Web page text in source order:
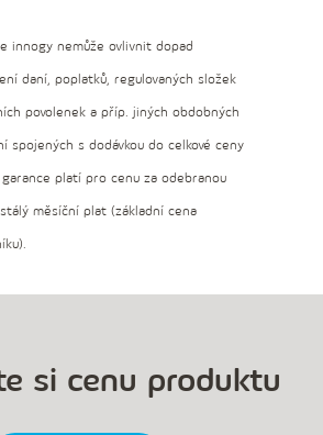
innogy nemůže ovlivnit dopad
daní, poplatků, regulovaných složek
povolenek a příp. jiných obdobných
spojených s dodávkou do celkové ceny
garance platí pro cenu za odebranou
měsíční plat (základní cena
si cenu produktu